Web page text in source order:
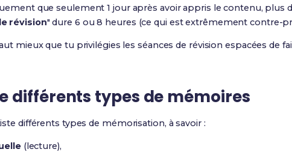
que seulement 1 jour après avoir appris le contenu, plus
révision" dure 6 ou 8 heures (ce qui est extrêmement contre-
mieux que tu privilégies les séances de révision espacées de
différents types de mémoires
différents types de mémorisation, à savoir :
(lecture),